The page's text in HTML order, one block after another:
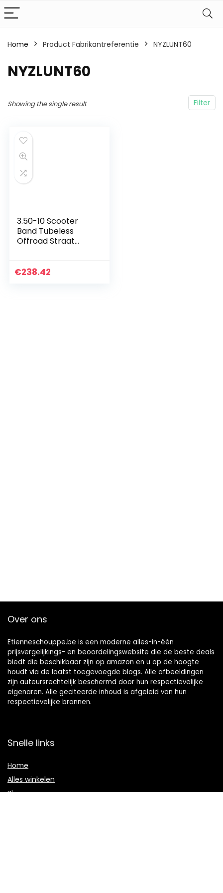
Home Product Fabrikantreferentie NYZLUNT60
NYZLUNT60
Filter
Showing the single result
3.50-10 Scooter
Band Tubeless
Offroad Straat
voor Motorfiets
€238.42
Over ons
Etienneschouppe.be is een moderne alles-in-één
prijsvergelijkings- en beoordelingswebsite die de beste deals
biedt die beschikbaar zijn op amazon en u op de hoogte
houdt via de laatst toegevoegde blogs. Alle afbeeldingen
zijn auteursrechtelijk beschermd door hun respectievelijke
eigenaren. Alle geciteerde inhoud is afgeleid van hun
respectievelijke bronnen.
Snelle links
Home
Alles winkelen
Blogs